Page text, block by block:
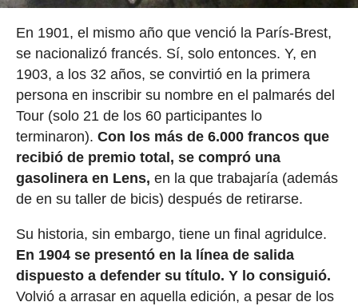
En 1901, el mismo año que venció la París-Brest,
se nacionalizó francés. Sí, solo entonces. Y, en
1903, a los 32 años, se convirtió en la primera
persona en inscribir su nombre en el palmarés del
Tour (solo 21 de los 60 participantes lo
terminaron). Con los más de 6.000 francos que
recibió de premio total, se compró una
gasolinera en Lens, en la que trabajaría (además
de en su taller de bicis) después de retirarse.
Su historia, sin embargo, tiene un final agridulce.
En 1904 se presentó en la línea de salida
dispuesto a defender su título. Y lo consiguió.
Volvió a arrasar en aquella edición, a pesar de los